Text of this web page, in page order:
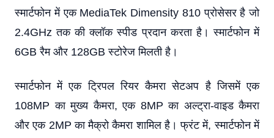
स्मार्टफोन में एक MediaTek Dimensity 810 प्रोसेसर है जो
2.4GHz तक की क्लॉक स्पीड प्रदान करता है। स्मार्टफोन में
6GB रैम और 128GB स्टोरेज मिलती है।
स्मार्टफोन में एक ट्रिपल रियर कैमरा सेटअप है जिसमें एक
108MP का मुख्य कैमरा, एक 8MP का अल्ट्रा-वाइड कैमरा
और एक 2MP का मैक्रो कैमरा शामिल है। फ्रंट में, स्मार्टफोन में